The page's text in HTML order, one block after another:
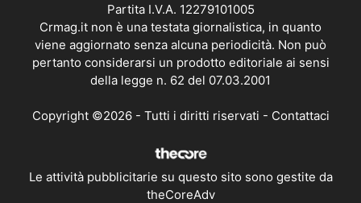
Partita I.V.A. 12279101005
Crmag.it non è una testata giornalistica, in quanto
viene aggiornato senza alcuna periodicità. Non può
pertanto considerarsi un prodotto editoriale ai sensi
della legge n. 62 del 07.03.2001
Copyright ©2026 - Tutti i diritti riservati - Contattaci
Le attività pubblicitarie su questo sito sono gestite da
theCoreAdv